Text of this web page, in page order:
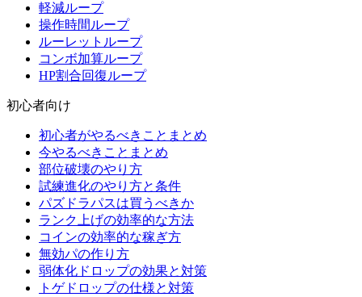
軽減ループ
操作時間ループ
ルーレットループ
コンボ加算ループ
HP割合回復ループ
初心者向け
初心者がやるべきことまとめ
今やるべきことまとめ
部位破壊のやり方
試練進化のやり方と条件
パズドラパスは買うべきか
ランク上げの効率的な方法
コインの効率的な稼ぎ方
無効パの作り方
弱体化ドロップの効果と対策
トゲドロップの仕様と対策